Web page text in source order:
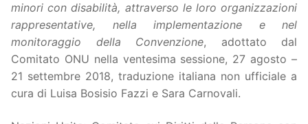
minori con disabilità, attraverso le loro organizzazioni
rappresentative, nella implementazione e nel
monitoraggio della Convenzione, adottato dal
Comitato ONU nella ventesima sessione, 27 agosto –
21 settembre 2018, traduzione italiana non ufficiale a
cura di Luisa Bosisio Fazzi e Sara Carnovali.